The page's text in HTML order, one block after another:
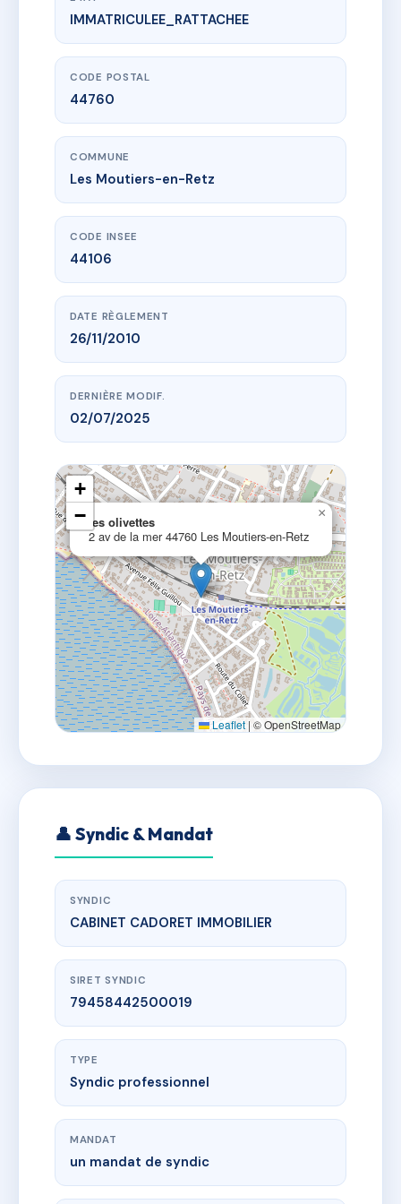
www.vme.plus/AC6639223
les olivettes
2 av de la mer44760 Les Moutiers-en-Retz
IMMATRICULEE_RATTACHEE
CODE POSTAL
44760
COMMUNE
Les Moutiers-en-Retz
CODE INSEE
44106
DATE RÈGLEMENT
26/11/2010
DERNIÈRE MODIF.
02/07/2025
les olivettes
2 av de la mer 44760 Les Moutiers-en-Retz
×
+
−
Leaflet | © OpenStreetMap
👤 Syndic & Mandat
SYNDIC
CABINET CADORET IMMOBILIER
SIRET SYNDIC
79458442500019
TYPE
Syndic professionnel
MANDAT
un mandat de syndic